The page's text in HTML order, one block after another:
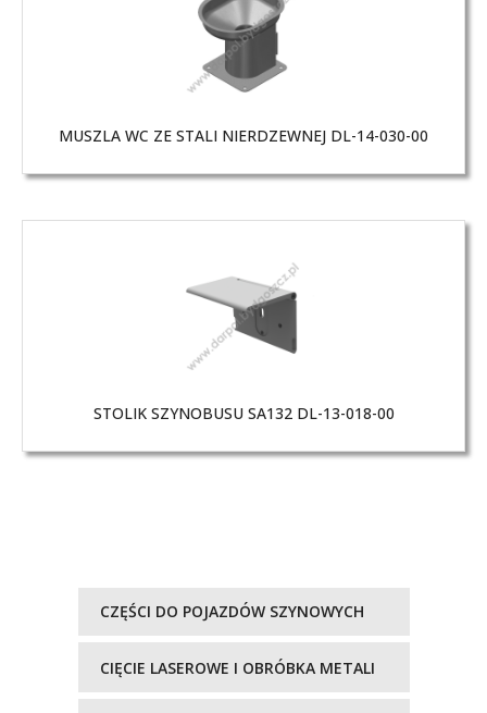
MUSZLA WC ZE STALI NIERDZEWNEJ DL-14-030-00
STOLIK SZYNOBUSU SA132 DL-13-018-00
CZĘŚCI DO POJAZDÓW SZYNOWYCH
CIĘCIE LASEROWE I OBRÓBKA METALI